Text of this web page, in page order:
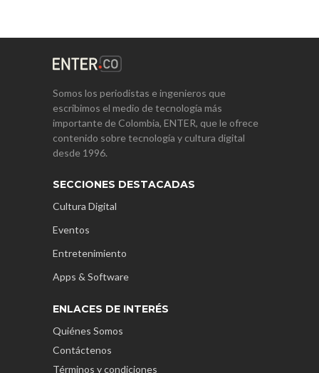
Somos los periodistas e ingenieros que
escribimos el medio de tecnología más
importante de Colombia, ENTER, que le ofrece
contenido sobre tecnología y cultura digital
desde 1996.
SECCIONES DESTACADAS
Cultura Digital
Eventos
Entretenimiento
Apps & Software
ENLACES DE INTERÉS
Quiénes Somos
Contáctenos
Términos y condiciones